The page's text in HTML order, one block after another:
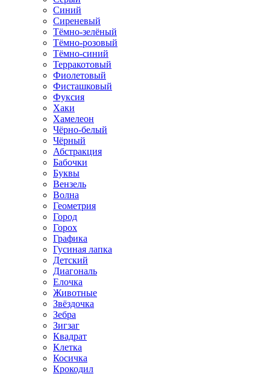
Синий
Сиреневый
Тёмно-зелёный
Тёмно-розовый
Тёмно-синий
Терракотовый
Фиолетовый
Фисташковый
Фуксия
Хаки
Хамелеон
Чёрно-белый
Чёрный
Абстракция
Бабочки
Буквы
Вензель
Волна
Геометрия
Город
Горох
Графика
Гусиная лапка
Детский
Диагональ
Елочка
Животные
Звёздочка
Зебра
Зигзаг
Квадрат
Клетка
Косичка
Крокодил